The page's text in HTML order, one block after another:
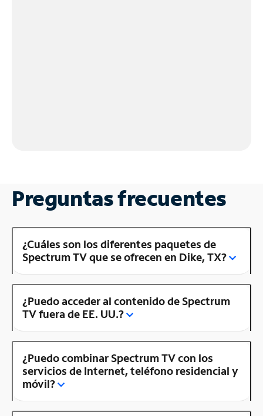
Preguntas frecuentes
¿Cuáles son los diferentes paquetes de
Spectrum TV que se ofrecen en Dike, TX?
¿Puedo acceder al contenido de Spectrum
TV fuera de EE. UU.?
¿Puedo combinar Spectrum TV con los
servicios de Internet, teléfono residencial y
móvil?